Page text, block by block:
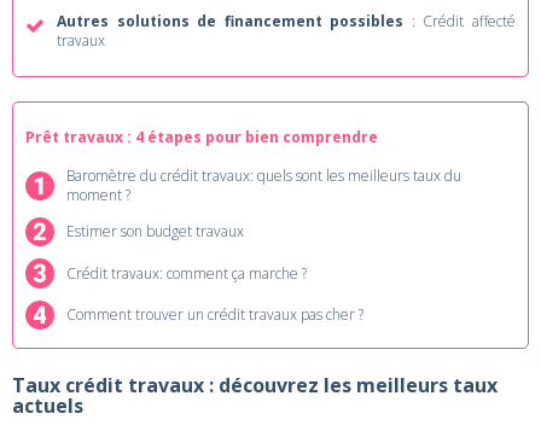
Prêt travaux : 4 étapes pour bien comprendre
Baromètre du crédit travaux: quels sont les meilleurs taux du
moment ?
Estimer son budget travaux
Crédit travaux: comment ça marche ?
Comment trouver un crédit travaux pas cher ?
Autres solutions de financement possibles : Crédit affecté
travaux
Taux crédit travaux : découvrez les meilleurs taux
actuels